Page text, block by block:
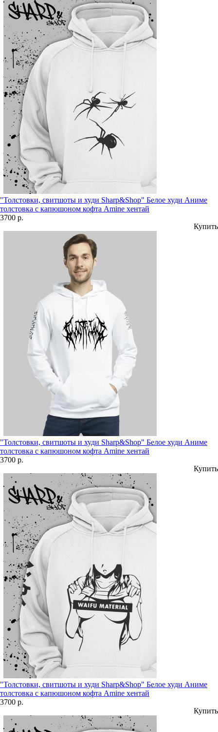
"Толстовки, свитшоты и худи Sharp&Shop" Белое худи Аниме
толстовка с капюшоном кофта Amine хентай
3700 р.
Купить
"Толстовки, свитшоты и худи Sharp&Shop" Белое худи Аниме
толстовка с капюшоном кофта Amine хентай
3700 р.
Купить
"Толстовки, свитшоты и худи Sharp&Shop" Белое худи Аниме
толстовка с капюшоном кофта Amine хентай
3700 р.
Купить